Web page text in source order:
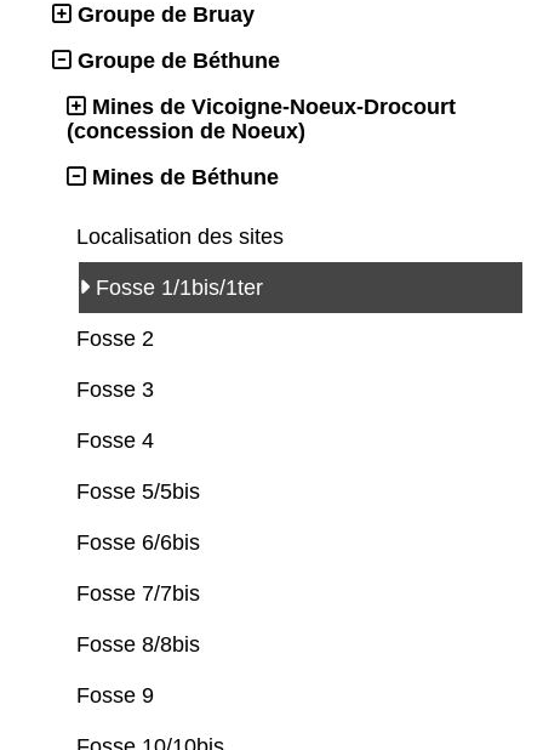
Groupe de Bruay
Groupe de Béthune
Mines de Vicoigne-Noeux-Drocourt
(concession de Noeux)
Mines de Béthune
Localisation des sites
Fosse 1/1bis/1ter
Fosse 2
Fosse 3
Fosse 4
Fosse 5/5bis
Fosse 6/6bis
Fosse 7/7bis
Fosse 8/8bis
Fosse 9